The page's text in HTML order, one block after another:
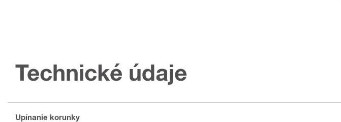
Technické údaje
Upínanie korunky